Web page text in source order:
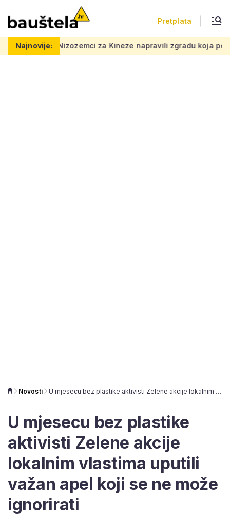
Pretplata
Najnovije:za Kineze napravili zgradu koja pomiče granice,
Novosti U mjesecu bez plastike aktivisti Zelene akcije lokalnim vlastima uputili važan apel koji se ne može ignorirati
U mjesecu bez plastike
aktivisti Zelene akcije
lokalnim vlastima uputili
važan apel koji se ne može
ignorirati